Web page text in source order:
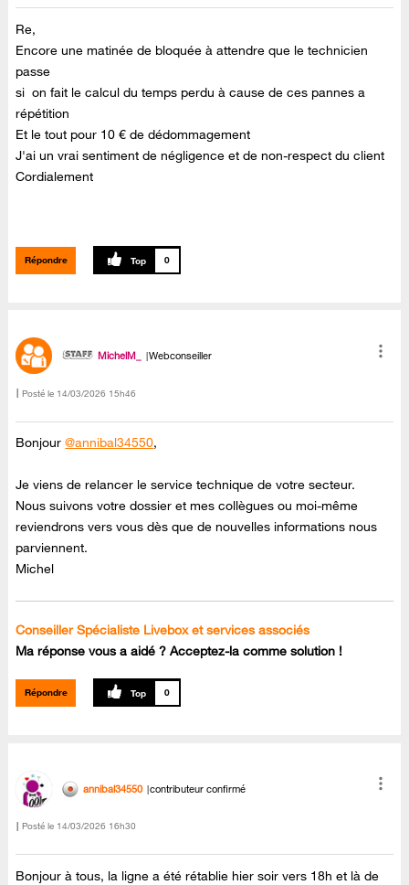
Re,
Encore une matinée de bloquée à attendre que le technicien
passe
si on fait le calcul du temps perdu à cause de ces pannes a
répétition
Et le tout pour 10 € de dédommagement
J'ai un vrai sentiment de négligence et de non-respect du client
Cordialement
Répondre 0
MichelM_ Webconseiller
Posté le ‎14/03/2026 15h46
Bonjour@annibal34550,
Je viens de relancer le service technique de votre secteur.
Nous suivons votre dossier et mes collègues ou moi-même
reviendrons vers vous dès que de nouvelles informations nous
parviennent.
Michel
Conseiller Spécialiste Livebox et services associés
Ma réponse vous a aidé ? Acceptez-la comme solution !
Répondre 0
annibal34550 contributeur confirmé
Posté le ‎14/03/2026 16h30
Bonjour à tous, la ligne a été rétablie hier soir vers 18h et là de